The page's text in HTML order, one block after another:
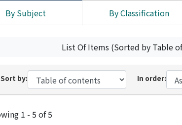
By Subject By Classification
List Of Items (Sorted by Table
Sort by: In order:
Submissions
1 - 5 of 5